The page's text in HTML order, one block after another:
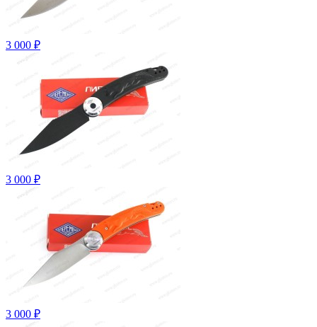
3 000 ₽
3 000 ₽
3 000 ₽